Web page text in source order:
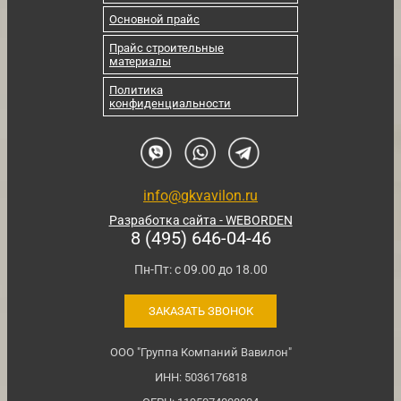
Основной прайс
Прайс строительные
материалы
Политика
конфиденциальности
info@gkvavilon.ru
Разработка сайта - WEBORDEN
8 (495) 646-04-46
Пн-Пт: с 09.00 до 18.00
ЗАКАЗАТЬ ЗВОНОК
ООО "Группа Компаний Вавилон"
ИНН: 5036176818